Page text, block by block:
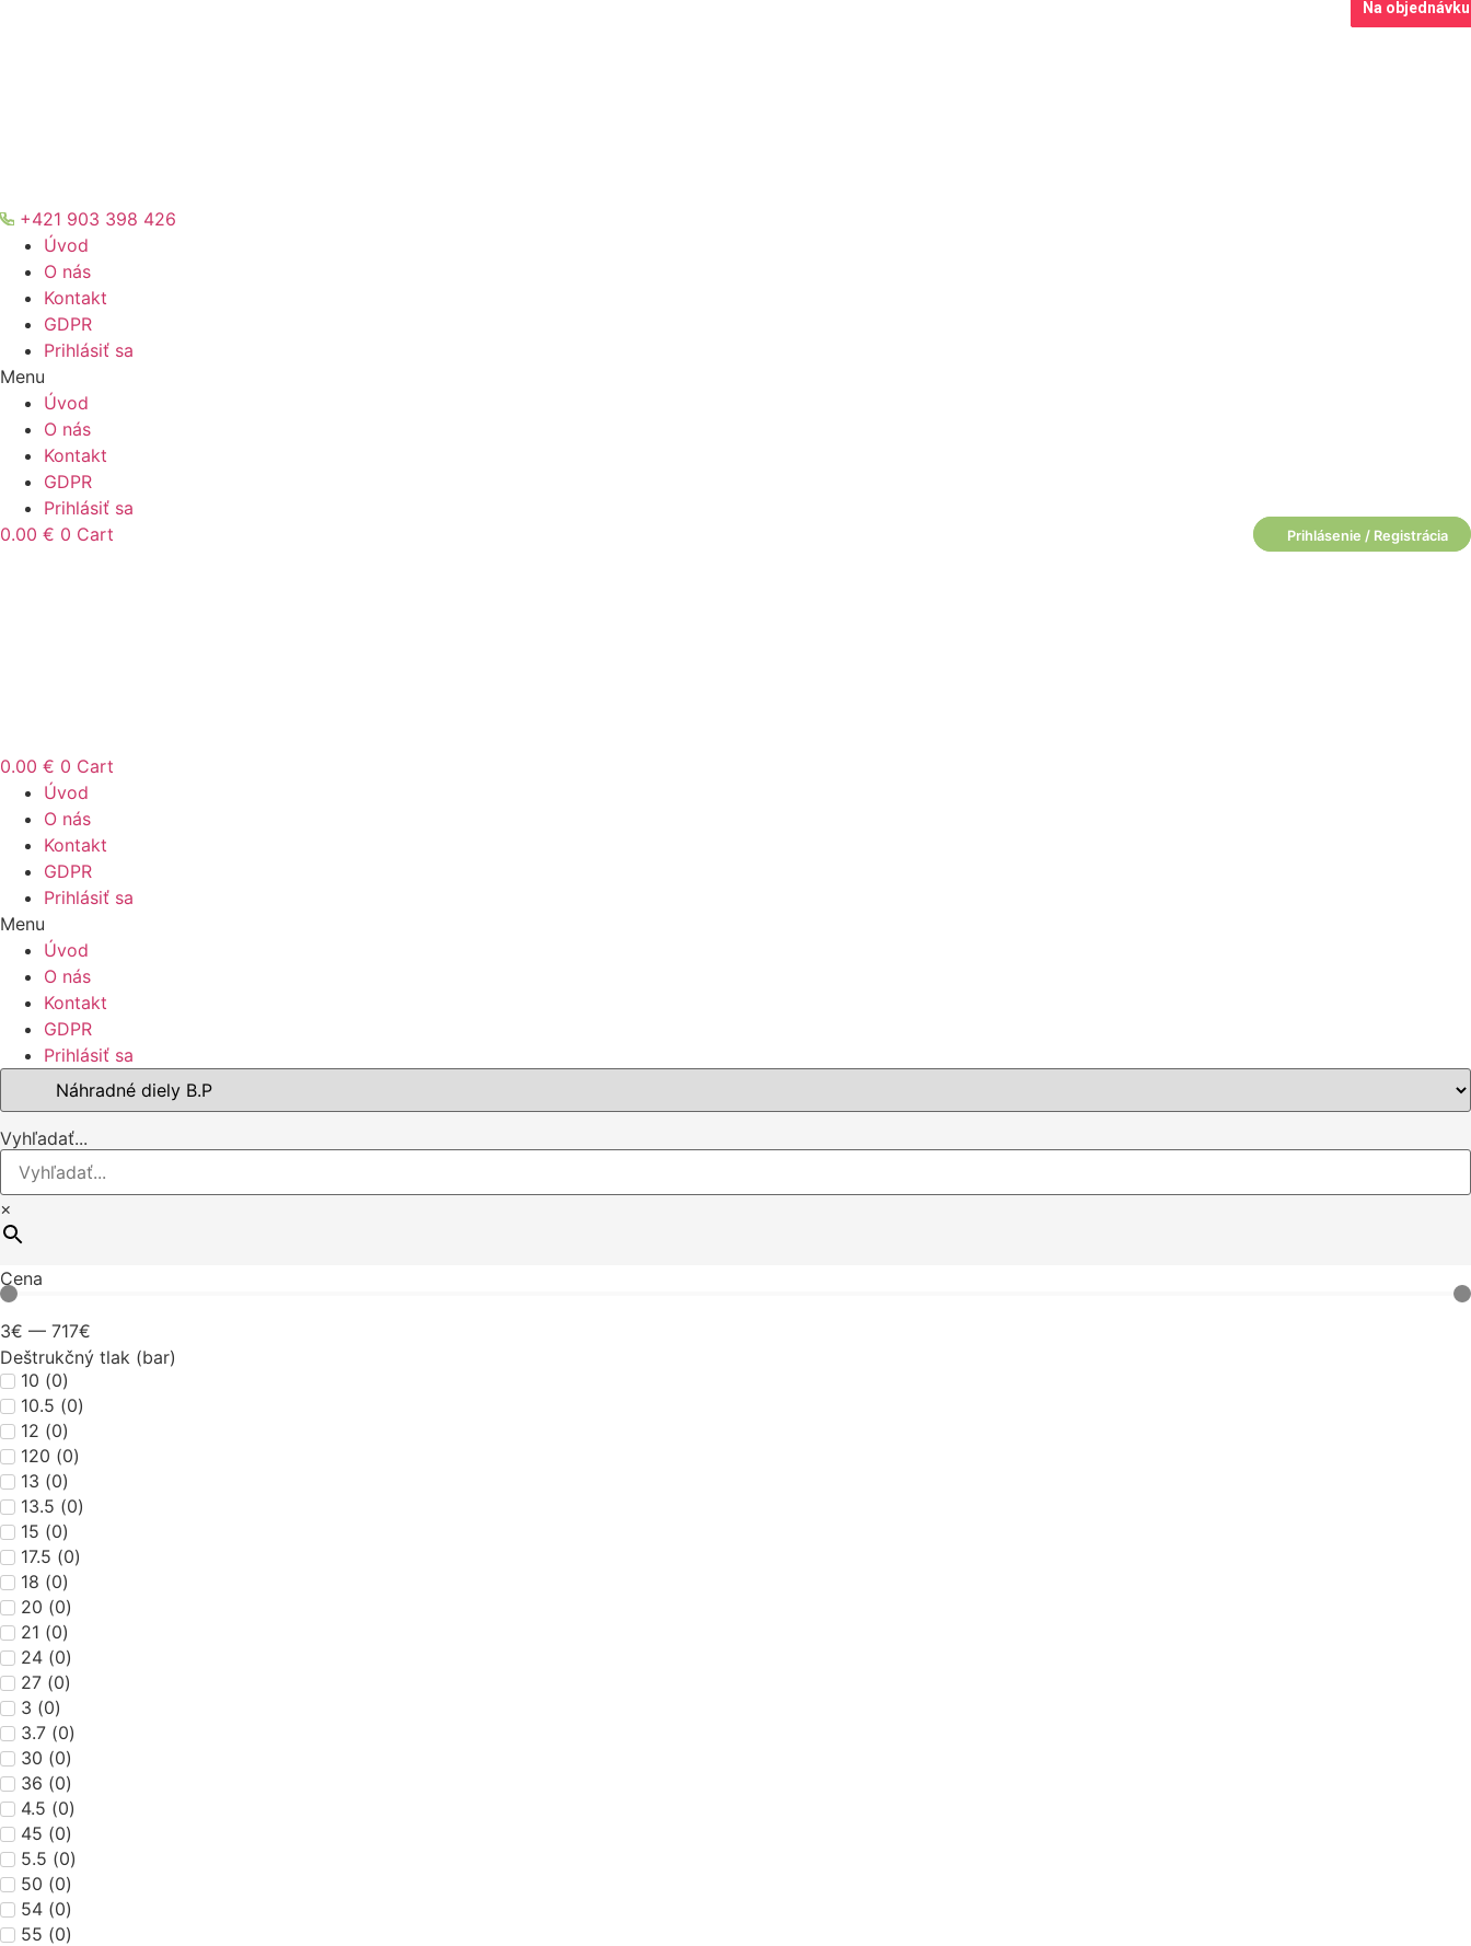
+421 903 398 426
Úvod
O nás
Kontakt
GDPR
Prihlásiť sa
Menu
Úvod
O nás
Kontakt
GDPR
Prihlásiť sa
Prihlásenie / Registrácia
0.00 € 0 Cart
0.00 € 0 Cart
Úvod
O nás
Kontakt
GDPR
Prihlásiť sa
Menu
Úvod
O nás
Kontakt
GDPR
Prihlásiť sa
Vyhľadať...
×
Cena
3€ — 717€
Deštrukčný tlak (bar)
10 (0)
10.5 (0)
12 (0)
120 (0)
13 (0)
13.5 (0)
15 (0)
17.5 (0)
18 (0)
20 (0)
21 (0)
24 (0)
27 (0)
3 (0)
3.7 (0)
30 (0)
36 (0)
4.5 (0)
45 (0)
5.5 (0)
50 (0)
54 (0)
55 (0)
Na objednávku
Na objednávku
Na objednávku